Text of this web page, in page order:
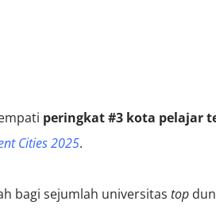
peringkat #3 kota pelajar
Cities 2025.
bagi sejumlah universitas top